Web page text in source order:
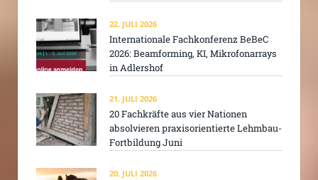
22. JULI 2026
Internationale Fachkonferenz BeBeC
2026: Beamforming, KI, Mikrofonarrays
in Adlershof
21. JULI 2026
20 Fachkräfte aus vier Nationen
absolvieren praxisorientierte Lehmbau-
Fortbildung Juni
20. JULI 2026